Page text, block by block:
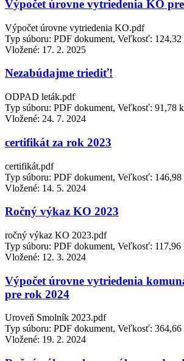
Výpočet úrovne vytriedenia KO
Výpočet úrovne vytriedenia KO.pdf
Typ súboru: PDF dokument, Veľkosť: 124,32
Vložené: 17. 2. 2025
Nezabúdajme triediť!
ODPAD leták.pdf
Typ súboru: PDF dokument, Veľkosť: 91,78
Vložené: 24. 7. 2024
certifikát za rok 2023
certifikát.pdf
Typ súboru: PDF dokument, Veľkosť: 146,98
Vložené: 14. 5. 2024
Ročný výkaz KO 2023
ročný výkaz KO 2023.pdf
Typ súboru: PDF dokument, Veľkosť: 117,96
Vložené: 12. 3. 2024
Výpočet úrovne vytriedenia
pre rok 2024
Uroveň Smolník 2023.pdf
Typ súboru: PDF dokument, Veľkosť: 364,66
Vložené: 19. 2. 2024